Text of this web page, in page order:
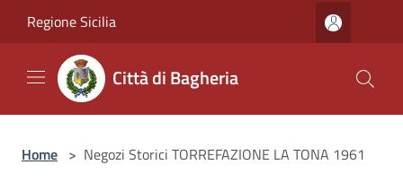
Regione Sicilia
Città di Bagheria
Home > Negozi Storici TORREFAZIONE LA TONA 1961